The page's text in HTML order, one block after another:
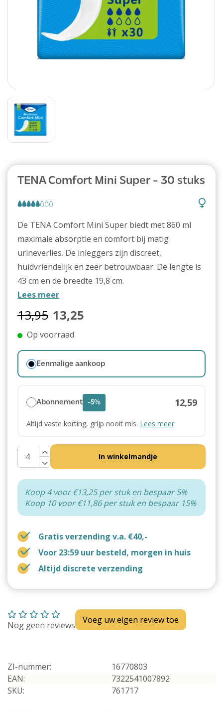
Abonnement
TENA Comfort Mini Super - 30 stuks
De TENA Comfort Mini Super biedt met 860 ml
maximale absorptie en comfort bij matig
urineverlies. De inleggers zijn discreet,
huidvriendelijk en zeer betrouwbaar. De lengte is
43 cm en de breedte 19,8 cm.
Lees meer
13,95 13,25
Op voorraad
Eenmalige aankoop
Abonnement -5% 12,59
Altijd vaste korting, grijp nooit mis. Lees meer
In winkelmandje
Koop 4 voor €13,25 per stuk en bespaar 5%
Koop 10 voor €11,86 per stuk en bespaar 15%
Gratis verzending v.a. €40,-
Voor 23:59 uur besteld, morgen in huis
Altijd discrete verzending
Nog geen reviews Voeg uw eigen review toe
ZI-nummer:
16770803
EAN:
7322541007892
SKU:
761717